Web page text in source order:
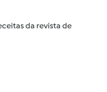
da revista de